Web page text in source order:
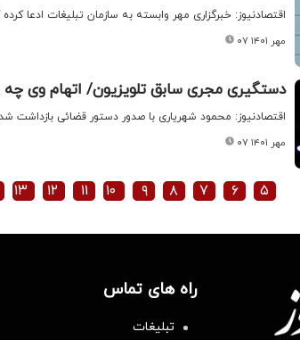
اقتصادنیوز: خبرگزاری مهر وابسته به سازمان تبلیغات ادعا
۰۷ مهر ۱۴۰۱
دستگیری مجری سابق تلویزیون/ اتهام وی چه
اقتصادنیوز: محمود شهریاری با صدور دستور قضائی بازداشت
۰۷ مهر ۱۴۰۱
۵ ۶ ۷ ۸ ۹ ۱۰ ۱۱ ۱۲ ۱۳
راه های تماس
تبلیغات